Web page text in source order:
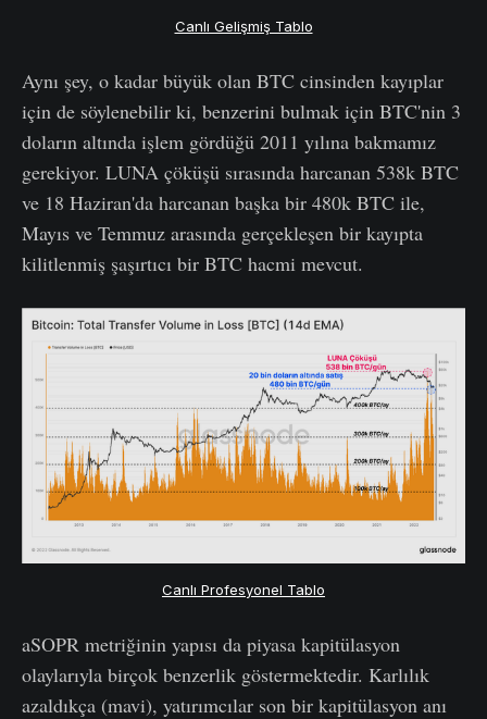
Canlı Gelişmiş Tablo
Aynı şey, o kadar büyük olan BTC cinsinden kayıplar
için de söylenebilir ki, benzerini bulmak için BTC'nin 3
doların altında işlem gördüğü 2011 yılına bakmamız
gerekiyor. LUNA çöküşü sırasında harcanan 538k BTC
ve 18 Haziran'da harcanan başka bir 480k BTC ile,
Mayıs ve Temmuz arasında gerçekleşen bir kayıpta
kilitlenmiş şaşırtıcı bir BTC hacmi mevcut.
Canlı Profesyonel Tablo
aSOPR metriğinin yapısı da piyasa kapitülasyon
olaylarıyla birçok benzerlik göstermektedir. Karlılık
azaldıkça (mavi), yatırımcılar son bir kapitülasyon anı